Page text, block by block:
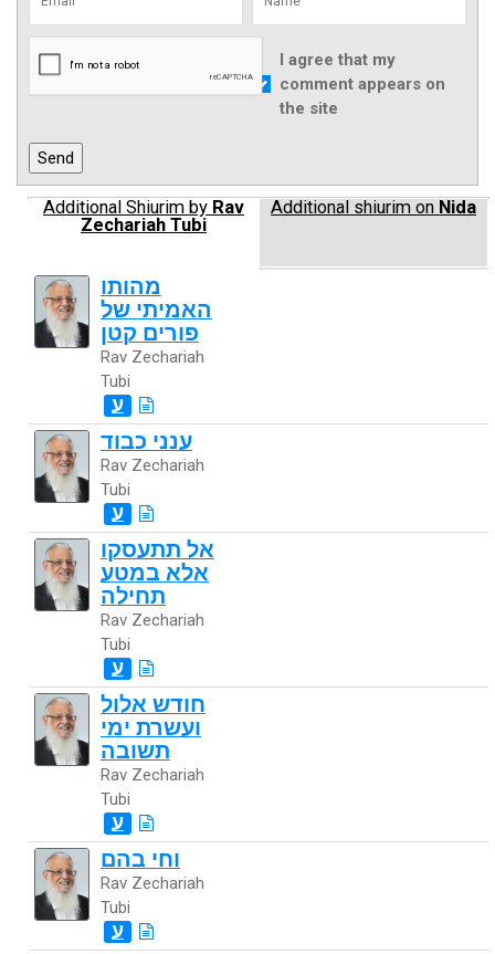
I agree that my
comment appears on
the site
Additional Shiurim by Rav
Zechariah Tubi
Additional shiurim on Nida
מהותו
האמיתי של
פורים קטן
Rav Zechariah
Tubi
ע
ענני כבוד
Rav Zechariah
Tubi
ע
אל תתעסקו
אלא במטע
תחילה
Rav Zechariah
Tubi
ע
חודש אלול
ועשרת ימי
תשובה
Rav Zechariah
Tubi
ע
וחי בהם
Rav Zechariah
Tubi
ע